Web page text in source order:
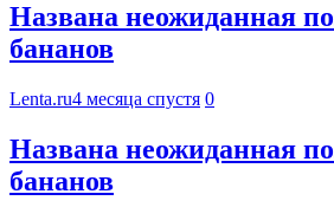
Названа неожиданная
бананов
Lenta.ru4 месяца спустя 0
Названа неожиданная
бананов